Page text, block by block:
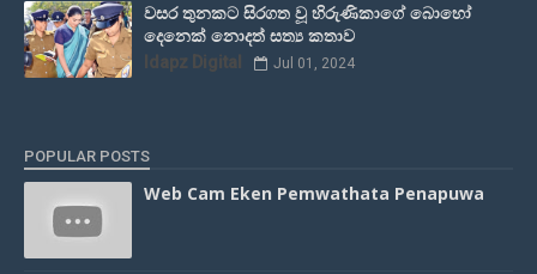
වසර තුනකට සිරගත වූ හිරුණිකාගේ බොහෝ
දෙනෙක් නොදත් සත්‍ය කතාව
Idapz Digital Jul 01, 2024
POPULAR POSTS
Web Cam Eken Pemwathata Penapuwa